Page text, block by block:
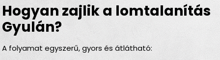
Hogyan zajlik a lomtalanítás
Gyulán?
A folyamat egyszerű, gyors és átlátható: